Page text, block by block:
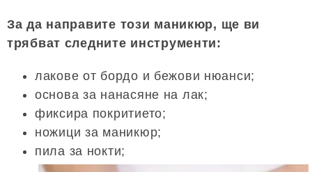
За да направите този маникюр, ще ви
трябват следните инструменти:
лакове от бордо и бежови нюанси;
основа за нанасяне на лак;
фиксира покритието;
ножици за маникюр;
пила за нокти;